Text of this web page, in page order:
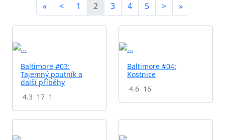
« < 1 2 3 4 5 > »
Baltimore #03:
Tajemný poutník a
další příběhy
4.3 17 1
Baltimore #04:
Kostnice
4.6 16